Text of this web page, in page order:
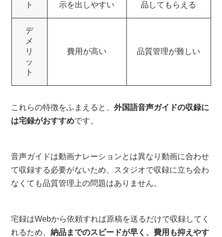
ト
示を出しやすい
品してもらえる
デ
メ
リ
ッ
ト
費用が高い 品質管理が難しい
これらの特徴をふまえると、外国語音声ガイドの収録に
は宅録がおすすめです。
音声ガイドは動画ナレーションとは異なり動画に合わせ
て収録する必要がないため、スタジオで収録に立ち会わ
なくても品質管理上の問題はありません。
宅録はWebから依頼すれば原稿を送るだけで収録してく
れるため、納品までのスピードが早く、費用も抑えやす